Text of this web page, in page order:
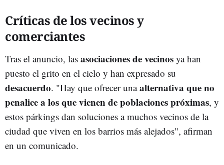
Críticas de los vecinos y
comerciantes
Tras el anuncio, las asociaciones de vecinos ya han
puesto el grito en el cielo y han expresado su
desacuerdo. "Hay que ofrecer unaalternativa que no
penalice a los que vienen de poblaciones próximas, y
estos párkings dan soluciones a muchos vecinos de la
ciudad que viven en los barrios más alejados", afirman
en un comunicado.